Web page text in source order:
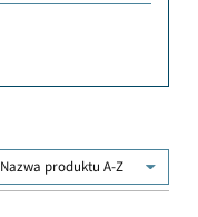
Nazwa produktu A-Z